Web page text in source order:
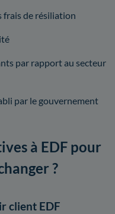
frais de résiliation
par rapport au secteur
par le gouvernement
à EDF pour
?
client EDF